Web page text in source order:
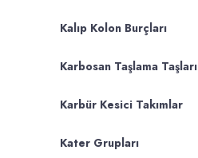
Kalıp Kolon Burçları
Karbosan Taşlama Taşları
Karbür Kesici Takımlar
Kater Grupları